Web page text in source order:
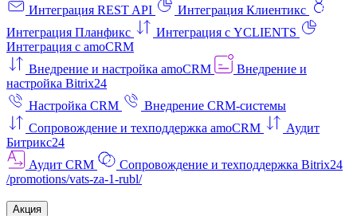
Интеграция REST API
Интеграция Клиентикс
Интеграция Планфикс
Интеграция с YCLIENTS
Интеграция с amoCRM
Внедрение и настройка amoCRM
Внедрение и
настройка Bitrix24
Настройка CRM
Внедрение CRM-системы
Сопровождение и техподдержка amoCRM
Аудит
Битрикс24
Аудит CRM
Сопровождение и техподдержка Bitrix24
/promotions/vats-za-1-rubl/
Акция